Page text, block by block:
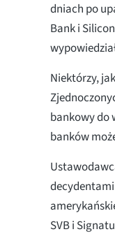
dniach po
Bank i
Niektórzy,
bankowy do
banków
SVB i